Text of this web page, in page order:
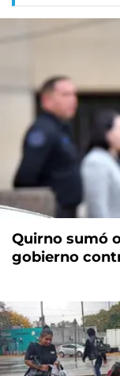
Quirno sumó
gobierno